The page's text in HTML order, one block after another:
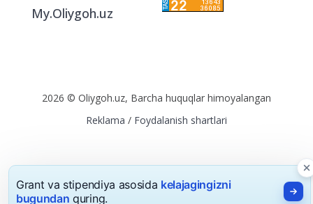
Imtihonlar
Analitika
Reklama/Foydalanish shartlari
Grant va stipendiya asosida kelajagingizni
bugundan quring.